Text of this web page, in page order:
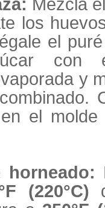
Mezcla
los
el
con
y
el
(220°C)